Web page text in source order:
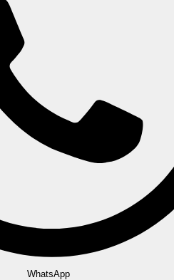
WhatsApp